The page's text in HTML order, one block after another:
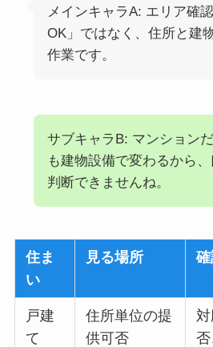
メインキャラA: エリア確
OK」ではなく、住所と建
作業です。
サブキャラB: マンション
も建物設備で変わるから
判断できませんね。
住ま
い
見る場所
戸建
て
住所単位の提
供可否